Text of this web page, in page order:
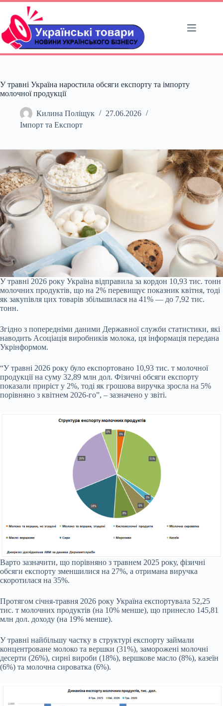
Перейти
вмісту
У травні Україна наростила обсяги експорту та імпорту
молочної продукції
Килина Поліщук
27.06.2026
Імпорт та Експорт
У травні 2026 року Україна відправила за кордон 10,93 тис. тонн
молочних продуктів, що на 2% перевищує показник квітня, тоді
як закупівля цих товарів збільшилася на 41% — до 7,92 тис.
тонн.
Згідно з попередніми даними Державної служби статистики, які
наводить Асоціація виробників молока, ця інформація передана
Укрінформом.
“У травні 2026 року було експортовано 10,93 тис. т молочної
продукції на суму 32,89 млн дол. Фізичні обсяги експорту
показали приріст у 2%, тоді як грошова виручка зросла на 5%
порівняно з квітнем 2026-го”, – зазначено у звіті.
Варто зазначити, що порівняно з травнем 2025 року, фізичні
обсяги експорту зменшилися на 27%, а отримана виручка
скоротилася на 35%.
Протягом січня-травня 2026 року Україна експортувала 52,25
тис. т молочних продуктів (на 10% менше), що принесло 145,81
млн дол. доходу (на 19% менше).
У травні найбільшу частку в структурі експорту займали
концентроване молоко та вершки (31%), заморожені молочні
десерти (26%), сирні вироби (18%), вершкове масло (8%), казеїн
(6%) та молочна сироватка (6%).